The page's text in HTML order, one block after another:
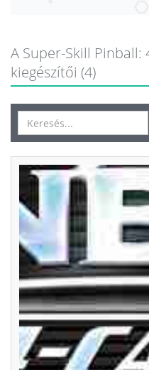
A Super-Skill Pinball:
kiegészítői (4)